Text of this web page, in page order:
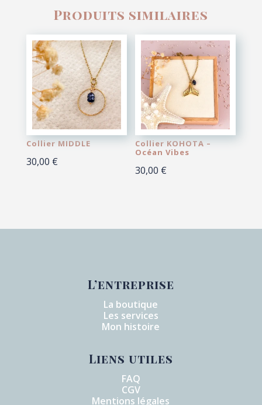
Produits similaires
Collier MIDDLE
30,00 €
Collier KOHOTA –
Océan Vibes
30,00 €
L’entreprise
La boutique
Les services
Mon histoire
Liens utiles
FAQ
CGV
Mentions légales